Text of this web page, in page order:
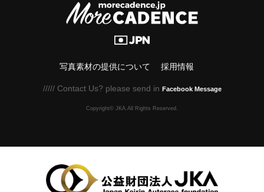
写真素材の提供について 採用情報
///// Contact Us? please send in Facebook Message
Copyright© JKA.All Rights Reserved.